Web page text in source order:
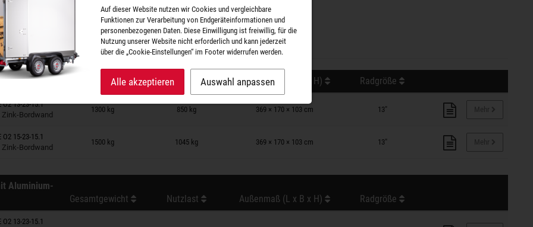
Gesamtgewicht Nutzlast Außenmaß (L x B x H) Radgröße
O2 13-23-15.1
Zink-Bordwand
1300 kg 850 kg 369 × 170 × 103 cm 13"
auf Merkzettel
O2 15-23-15.1
Zink-Bordwand
1500 kg 1045 kg 369 × 170 × 103 cm 13"
auf Merkzettel
Aluminium-
Gesamtgewicht Nutzlast Außenmaß (L x B x H) Radgröße
O2 13-23-15.1
Auf dieser Website nutzen wir Cookies und vergleichbare
Funktionen zur Verarbeitung von Endgeräteinformationen und
personenbezogenen Daten. Diese Einwilligung ist freiwillig, für die
Nutzung unserer Website nicht erforderlich und kann jederzeit
über die „Cookie-Einstellungen“ im Footer widerrufen werden.
Alle akzeptieren Auswahl anpassen